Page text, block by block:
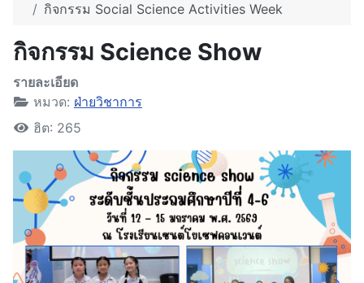
กิจกรรม Social Science Activities Week
กิจกรรม Science Show
รายละเอียด
หมวด: ฝ่ายวิชาการ
ฮิต: 265